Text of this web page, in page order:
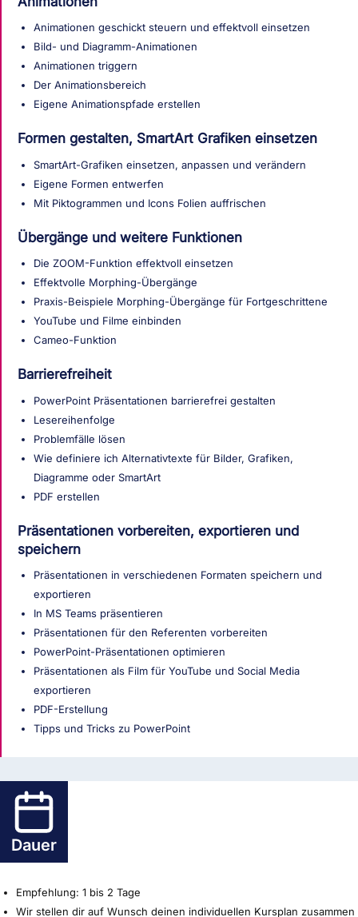
Animationen geschickt steuern und effektvoll einsetzen
Bild- und Diagramm-Animationen
Animationen triggern
Der Animationsbereich
Eigene Animationspfade erstellen
Formen gestalten, SmartArt Grafiken einsetzen
SmartArt-Grafiken einsetzen, anpassen und verändern
Eigene Formen entwerfen
Mit Piktogrammen und Icons Folien auffrischen
Übergänge und weitere Funktionen
Die ZOOM-Funktion effektvoll einsetzen
Effektvolle Morphing-Übergänge
Praxis-Beispiele Morphing-Übergänge für Fortgeschrittene
YouTube und Filme einbinden
Cameo-Funktion
Barrierefreiheit
PowerPoint Präsentationen barrierefrei gestalten
Lesereihenfolge
Problemfälle lösen
Wie definiere ich Alternativtexte für Bilder, Grafiken,
Diagramme oder SmartArt
PDF erstellen
Präsentationen vorbereiten, exportieren und
speichern
Präsentationen in verschiedenen Formaten speichern und
exportieren
In MS Teams präsentieren
Präsentationen für den Referenten vorbereiten
PowerPoint-Präsentationen optimieren
Präsentationen als Film für YouTube und Social Media
exportieren
PDF-Erstellung
Tipps und Tricks zu PowerPoint
Dauer
Empfehlung: 1 bis 2 Tage
Wir stellen dir auf Wunsch deinen individuellen Kursplan zusammen